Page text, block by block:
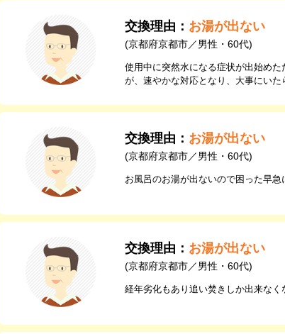
交換理由： お湯が出ない
(京都府京都市／男性・60代)
使用中に突然水になる症状が出始め
が、速やかな対応となり、大事にいた
交換理由： お湯が出ない
(京都府京都市／男性・60代)
お風呂のお湯が出ないので困った早急
交換理由： お湯が出ない
(京都府京都市／男性・60代)
経年劣化もあり追い焚きしか出来なく